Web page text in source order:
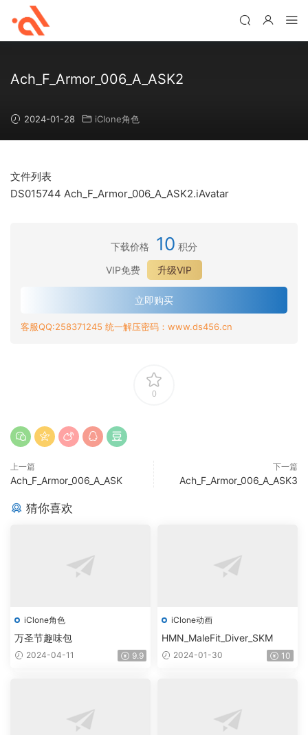
Ach_F_Armor_006_A_ASK2
2024-01-28 iClone角色
文件列表
DS015744 Ach_F_Armor_006_A_ASK2.iAvatar
下载价格 10 积分
VIP免费
升级VIP
立即购买
客服QQ:258371245 统一解压密码：www.ds456.cn
0
上一篇
Ach_F_Armor_006_A_ASK
下一篇
Ach_F_Armor_006_A_ASK3
猜你喜欢
iClone角色
万圣节趣味包
2024-04-11 9.9
iClone动画
HMN_MaleFit_Diver_SKM
2024-01-30 10